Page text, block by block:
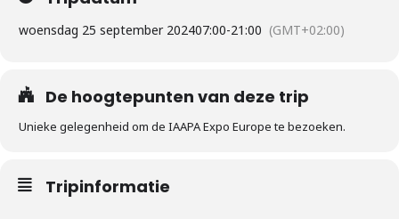
woensdag 25 september 202407:00-21:00 (GMT+02:00)
De hoogtepunten van deze trip
Unieke gelegenheid om de IAAPA Expo Europe te bezoeken.
Tripinformatie